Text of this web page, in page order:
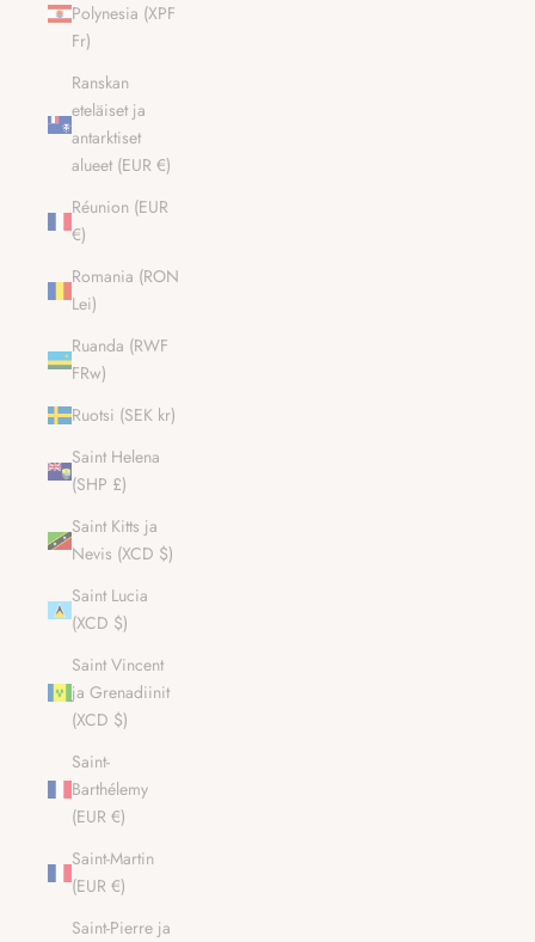
Polynesia (XPF
Fr)
Ranskan
eteläiset ja
antarktiset
alueet (EUR €)
Réunion (EUR
€)
Romania (RON
Lei)
Ruanda (RWF
FRw)
Ruotsi (SEK kr)
Saint Helena
(SHP £)
Saint Kitts ja
Nevis (XCD $)
Saint Lucia
(XCD $)
Saint Vincent
ja Grenadiinit
(XCD $)
Saint-
Barthélemy
(EUR €)
Saint-Martin
(EUR €)
Saint-Pierre ja